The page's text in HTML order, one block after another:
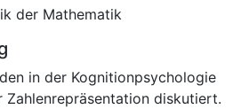
der Mathematik
in der Kognitionpsychologie
Zahlenrepräsentation diskutiert.